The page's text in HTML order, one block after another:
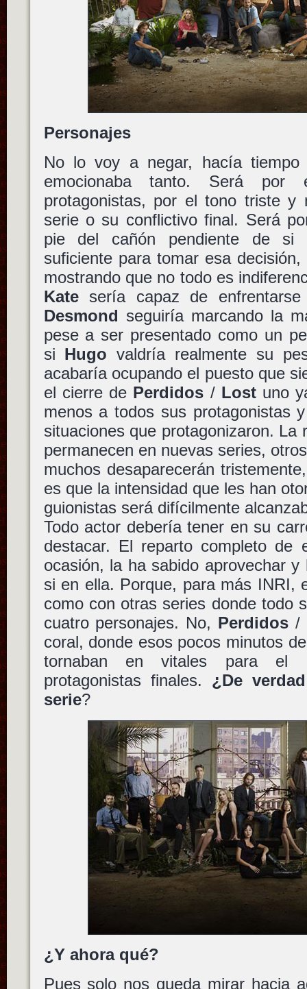
Personajes
No lo voy a negar, hacía
emocionaba tanto. Será
protagonistas, por el tono triste y
serie o su conflictivo final. Será
pie del cañón pendiente de si
suficiente para tomar esa
mostrando que no todo es
Katesería capaz de
Desmond seguiría marcando la
pese a ser presentado como un
si Hugo valdría realmente su
acabaría ocupando el puesto que
el cierre de Perdidos / Lostuno
menos a todos sus protagonistas
situaciones que protagonizaron. La
permanecen en nuevas series,
muchos desaparecerán
es que la intensidad que les han
guionistas será difícilmente
Todo actor debería tener en su
destacar. El reparto completo de
ocasión, la ha sabido aprovechar
si en ella. Porque, para más INRI,
como con otras series donde todo
cuatro personajes. No, Perdidos/
coral, donde esos pocos minutos
tornaban en vitales para el
protagonistas finales. ¿De
serie?
¿Y ahora qué?
Pues solo nos queda mirar hacia